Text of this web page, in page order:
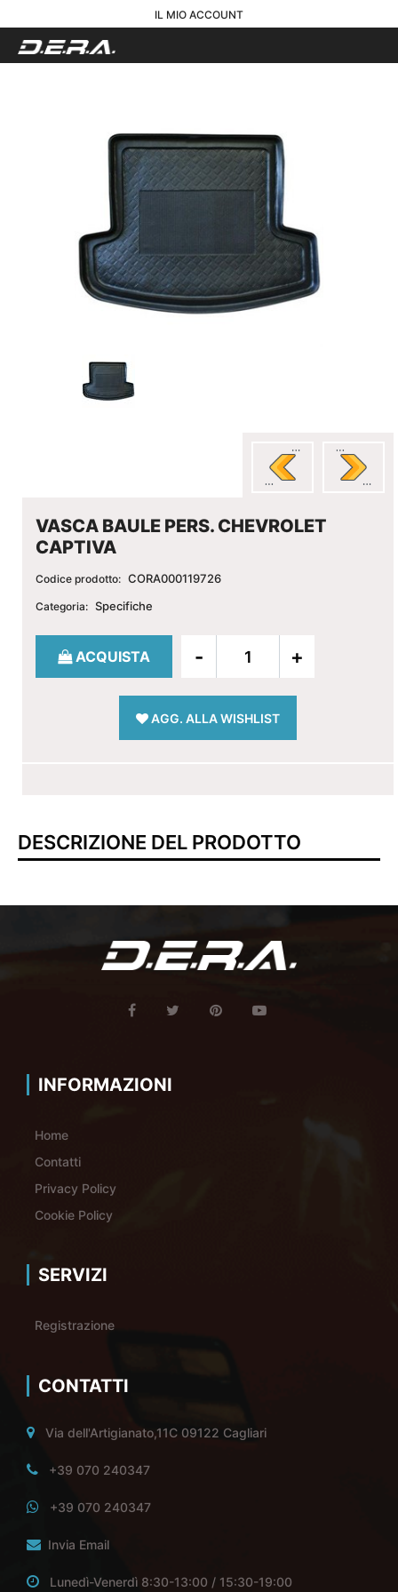
IL MIO ACCOUNT
VASCA BAULE PERS. CHEVROLET
CAPTIVA
Codice prodotto: CORA000119726
Categoria: Specifiche
Quantità
ACQUISTA
AGG. ALLA WISHLIST
DESCRIZIONE DEL PRODOTTO
INFORMAZIONI
Home
Contatti
Privacy Policy
Cookie Policy
SERVIZI
Registrazione
CONTATTI
Via dell'Artigianato,11C 09122 Cagliari
+39 070 240347
+39 070 240347
Invia Email
Lunedì-Venerdì 8:30-13:00 / 15:30-19:00